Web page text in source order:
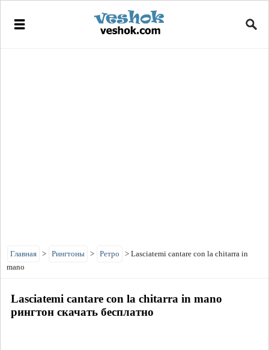
Главная > Рингтоны > Ретро > Lasciatemi cantare con la chitarra in
mano
Lasciatemi cantare con la chitarra in mano
рингтон скачать бесплатно